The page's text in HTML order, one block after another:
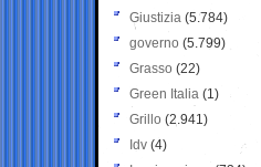
Giustizia (5.784)
governo (5.799)
Grasso (22)
Green Italia (1)
Grillo (2.941)
Idv (4)